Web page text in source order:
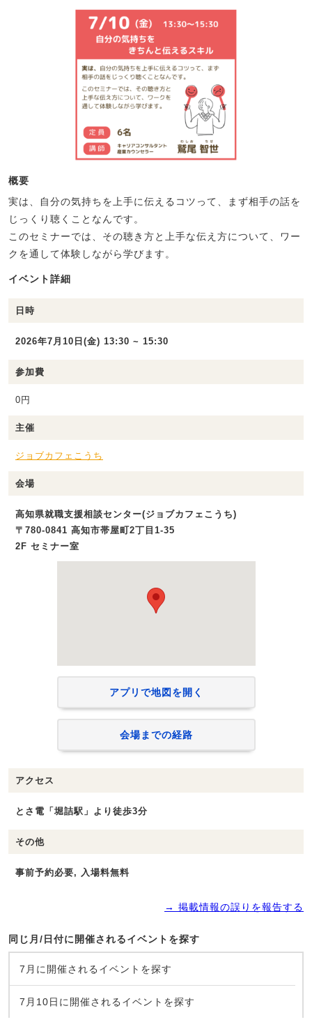
概要
実は、自分の気持ちを上手に伝えるコツって、まず相手の話を
じっくり聴くことなんです。
このセミナーでは、その聴き方と上手な伝え方について、ワー
クを通して体験しながら学びます。
イベント詳細
日時
2026年7月10日(金) 13:30 ~ 15:30
参加費
0円
主催
ジョブカフェこうち
会場
高知県就職支援相談センター(ジョブカフェこうち)
〒780-0841 高知市帯屋町2丁目1‐35
2F セミナー室
アプリで地図を開く
会場までの経路
アクセス
とさ電「堀詰駅」より徒歩3分
その他
事前予約必要, 入場料無料
→ 掲載情報の誤りを報告する
同じ月/日付に開催されるイベントを探す
7月に開催されるイベントを探す
7月10日に開催されるイベントを探す